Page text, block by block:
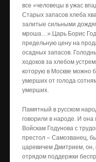
все «человецы в ужас
Старых запасов хлеба
залитые сильными
мроша…».Царь Борис
предельную цену на
осадных запасов.
ходоков за хлебом
которую в Москве можно
умерших от голода
умерших.
Памятный в русском
говорили в народе. И она
Войскам Годунова с
престол – Самозванец,
царевичем Дмитрием, он,
отрядом поддержки